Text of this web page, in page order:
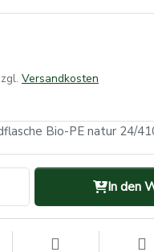
Versandkosten
Bio-PE natur 24/
In den